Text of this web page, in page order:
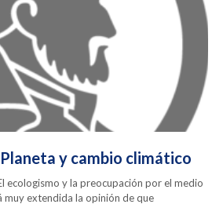
y cambio climático
ecologismo y la preocupación por el medio
muy extendida la opinión de que